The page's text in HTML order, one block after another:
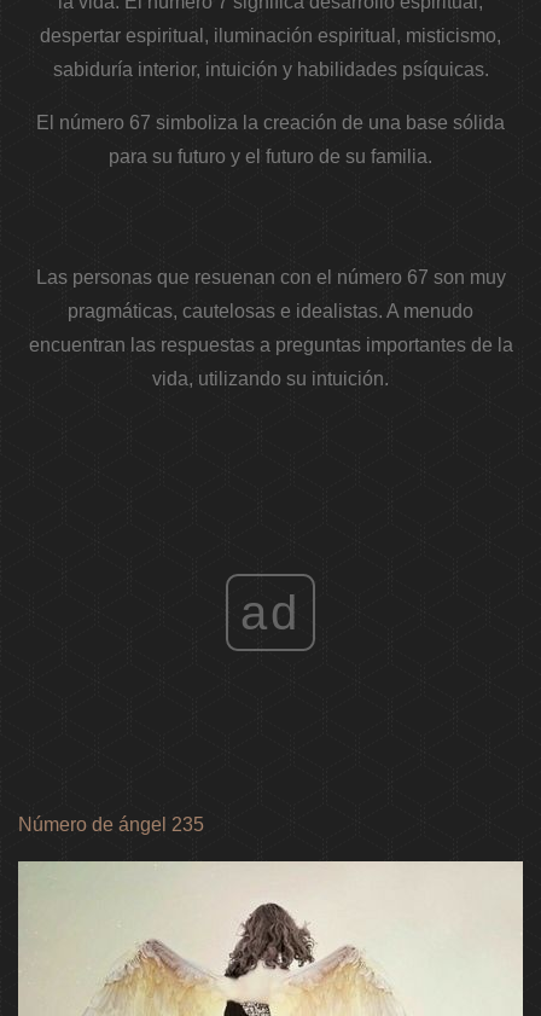
despertar espiritual, iluminación espiritual, misticismo,
sabiduría interior, intuición y habilidades psíquicas.
El número 67 simboliza la creación de una base sólida
para su futuro y el futuro de su familia.
Las personas que resuenan con el número 67 son muy
pragmáticas, cautelosas e idealistas. A menudo
encuentran las respuestas a preguntas importantes de la
vida, utilizando su intuición.
ad
Número de ángel 235